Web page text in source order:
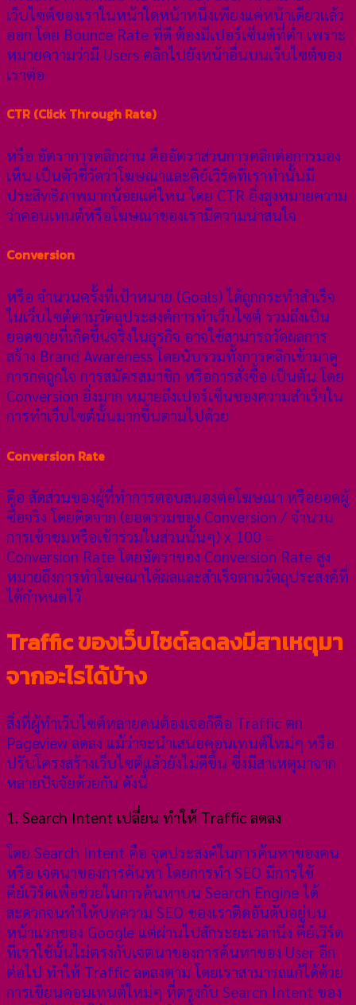
เว็บไซต์ของเราในหน้าใดหน้าหนึ่งเพียงแค่หน้าเดียวแล้ว
ออก โดย Bounce Rate ที่ดี ต้องมีเปอร์เซ็นต์ที่ต่ำ เพราะ
หมายความว่ามี Users คลิกไปยังหน้าอื่นบนเว็บไซต์ของ
เราต่อ
CTR (Click Through Rate)
หรือ อัตราการคลิกผ่าน คืออัตราส่วนการคลิกต่อการมอง
เห็น เป็นตัวชี้วัดว่าโฆษณาและคีย์เวิร์ดที่เราทำนั้นมี
ประสิทธิภาพมากน้อยแค่ไหน โดย CTR ยิ่งสูงหมายความ
ว่าคอนเทนต์หรือโฆษณาของเรามีความน่าสนใจ
Conversion
หรือ จำนวนครั้งที่เป้าหมาย (Goals) ได้ถูกกระทำสำเร็จ
ในเว็บไซต์ตามวัตถุประสงค์การทำเว็บไซต์ รวมถึงเป็น
ยอดขายที่เกิดขึ้นจริงในธุรกิจ อาจใช้สามารถวัดผลการ
สร้าง Brand Awareness โดยนับรวมทั้งการคลิกเข้ามาดู
การกดถูกใจ การสมัครสมาชิก หรือการสั่งซื้อ เป็นตัน โดย
Conversion ยิ่งมาก หมายถึงเปอร์เซ็นของความสำเร็จใน
การทำเว็บไซต์นั้นมากขึ้นตามไปด้วย
Conversion Rate
คือ สัดส่วนของผู้ที่ทำการตอบสนองต่อโฆษณา หรือยอดผู้
ซื้อจริง โดยคิดจาก (ยอดรวมของ Conversion / จำนวน
การเข้าชมหรือเข้าร่วมในส่วนนั้นๆ) x 100 =
Conversion Rate โดยอัตราของ Conversion Rate สูง
หมายถึงการทำโฆษณาได้ผลและสำเร็จตามวัตถุประสงค์ที่
ได้กำหนดไว้
Traffic ของเว็บไซต์ลดลงมีสาเหตุมา
จากอะไรได้บ้าง
สิ่งที่ผู้ทำเว็บไซต์หลายคนต้องเจอก็คือ Traffic ตก
Pageview ลดลง แม้ว่าจะนำเสนอคอนเทนต์ใหม่ๆ หรือ
ปรับโครงสร้างเว็บไซต์แล้วยังไม่ดีขึ้น ซึ่งมีสาเหตุมาจาก
หลายปัจจัยด้วยกัน ดังนี้
1. Search Intent เปลี่ยน ทำให้ Traffic ลดลง
โดย Search Intent คือ จุดประสงค์ในการค้นหาของคน
หรือ เจตนาของการค้นหา โดยการทำ SEO มีการใช้
คีย์เวิร์ดเพื่อช่วยในการค้นหาบน Search Engine ได้
สะดวกจนทำให้บทความ SEO ของเราติดอันดับอยู่บน
หน้าแรกของ Google แต่ผ่านไปสักระยะเวลานึง คีย์เวิร์ด
ที่เราใช้นั้นไม่ตรงกับเจตนาของการค้นหาของ User อีก
ต่อไป ทำให้ Traffic ลดลงตาม โดยเราสามารถแก้ได้ด้วย
การเขียนคอนเทนต์ใหม่ๆ ที่ตรงกับ Search Intent ของ